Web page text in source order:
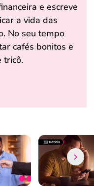
e escreve
a vida das
No seu tempo
cafés bonitos e
tricô.